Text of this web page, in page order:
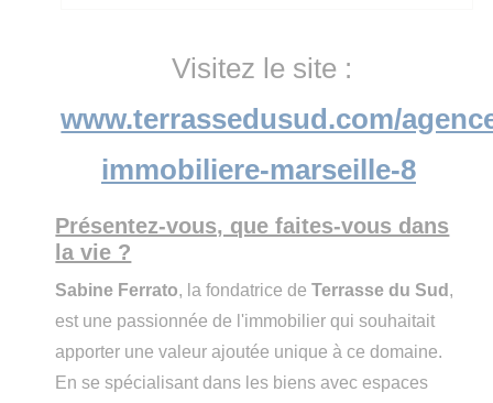
Visitez le site :
www.terrassedusud.com/
immobiliere-marseille-8
Présentez-vous, que faites-vous dans
la vie ?
Sabine Ferrato, la fondatrice deTerrasse du Sud ,
est une passionnée de l'immobilier qui souhaitait
apporter une valeur ajoutée unique à ce domaine.
En se spécialisant dans les biens avec espaces